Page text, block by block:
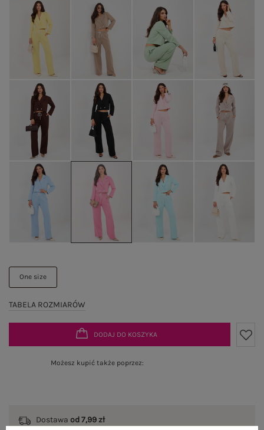
One size
TABELA ROZMIARÓW
DODAJ DO KOSZYKA
Możesz kupić także poprzez:
Dostawa od 7,99 zł